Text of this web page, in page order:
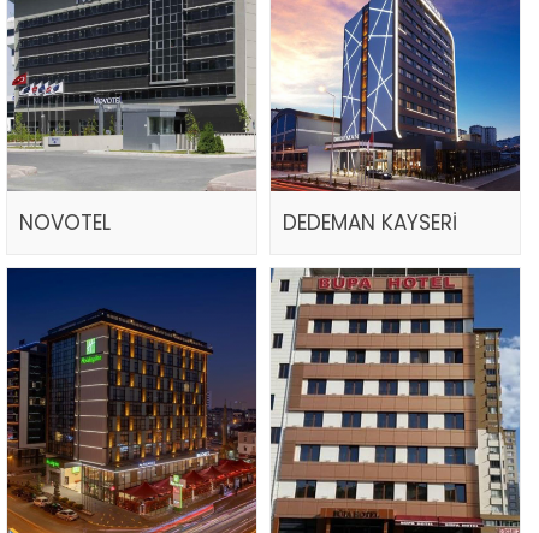
NOVOTEL DEDEMAN KAYSERİ